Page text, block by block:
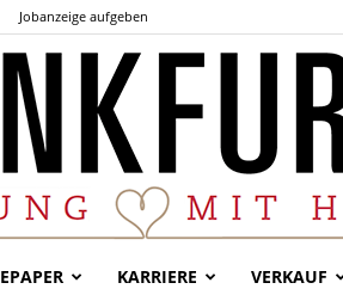
Jobanzeige aufgeben
EPAPER KARRIERE VERKAUF